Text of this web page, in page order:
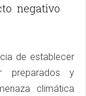
negativo
de establecer
preparados y
climática